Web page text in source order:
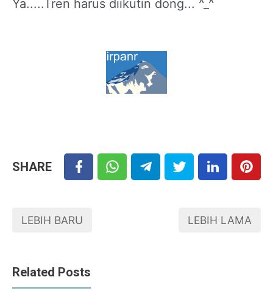
Ya.....Tren harus diikutin dong... ^_^
SHARE
LEBIH BARU LEBIH LAMA
Related Posts